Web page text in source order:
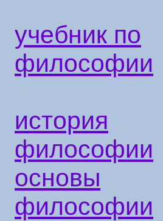
учебник по
философии
история
философии
основы
философии